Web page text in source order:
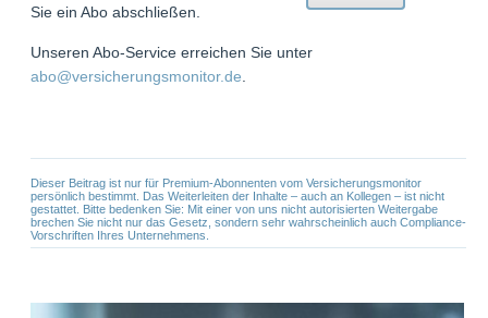
Sie ein Abo abschließen.
Unseren Abo-Service erreichen Sie unter
abo@versicherungsmonitor.de
Dieser Beitrag ist nur für Premium-Abonnenten vom Versicherungsmonitor
persönlich bestimmt. Das Weiterleiten der Inhalte – auch an Kollegen – ist nicht
gestattet. Bitte bedenken Sie: Mit einer von uns nicht autorisierten Weitergabe
brechen Sie nicht nur das Gesetz, sondern sehr wahrscheinlich auch Compliance-
Vorschriften Ihres Unternehmens.